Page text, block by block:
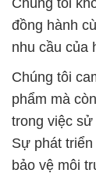
Chúng tôi
đồng hành
nhu cầu của
Chúng tôi
phẩm mà
trong việc sử
Sự phát
bảo vệ môi